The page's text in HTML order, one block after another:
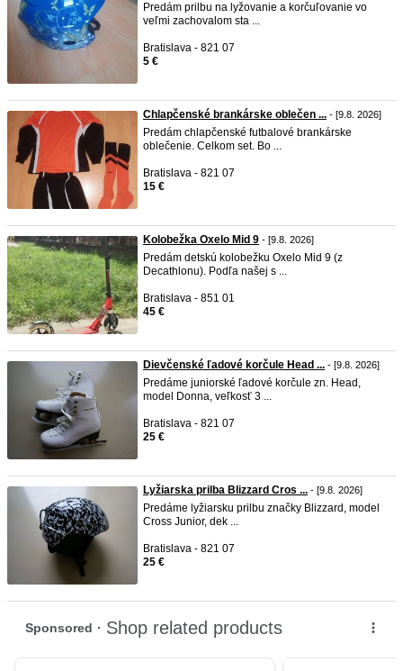
Predám prilbu na lyžovanie a korčuľovanie vo
veľmi zachovalom sta ...
Bratislava - 821 07
5 €
Chlapčenské brankárske oblečen ... - [9.8. 2026]
Predám chlapčenské futbalové brankárske
oblečenie. Celkom set. Bo ...
Bratislava - 821 07
15 €
Kolobežka Oxelo Mid 9 - [9.8. 2026]
Predám detskú kolobežku Oxelo Mid 9 (z
Decathlonu). Podľa našej s ...
Bratislava - 851 01
45 €
Dievčenské ľadové korčule Head ... - [9.8. 2026]
Predáme juniorské ľadové korčule zn. Head,
model Donna, veľkosť 3 ...
Bratislava - 821 07
25 €
Lyžiarska prilba Blizzard Cros ... - [9.8. 2026]
Predáme lyžiarsku prilbu značky Blizzard, model
Cross Junior, dek ...
Bratislava - 821 07
25 €